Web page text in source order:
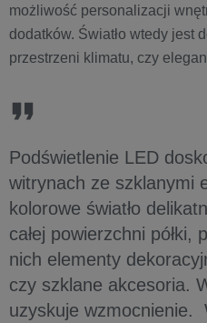
możliwość personalizacji
dodatków. Światło wtedy jest
przestrzeni klimatu, czy
Podświetlenie LED
witrynach ze szklanymi
kolorowe światło
całej powierzchni
nich elementy
czy szklane akcesoria.
uzyskuje wzmocnienie.